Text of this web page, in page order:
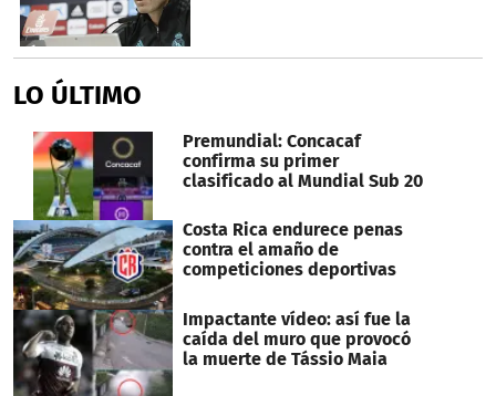
LO ÚLTIMO
Premundial: Concacaf
confirma su primer
clasificado al Mundial Sub 20
Costa Rica endurece penas
contra el amaño de
competiciones deportivas
Impactante vídeo: así fue la
caída del muro que provocó
la muerte de Tássio Maia